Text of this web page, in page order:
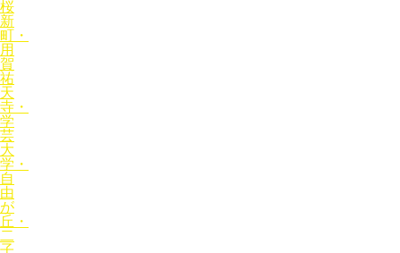
桜
新
町・
用
賀
祐
天
寺・
学
芸
大
学・
自
由
が
丘・
二
子